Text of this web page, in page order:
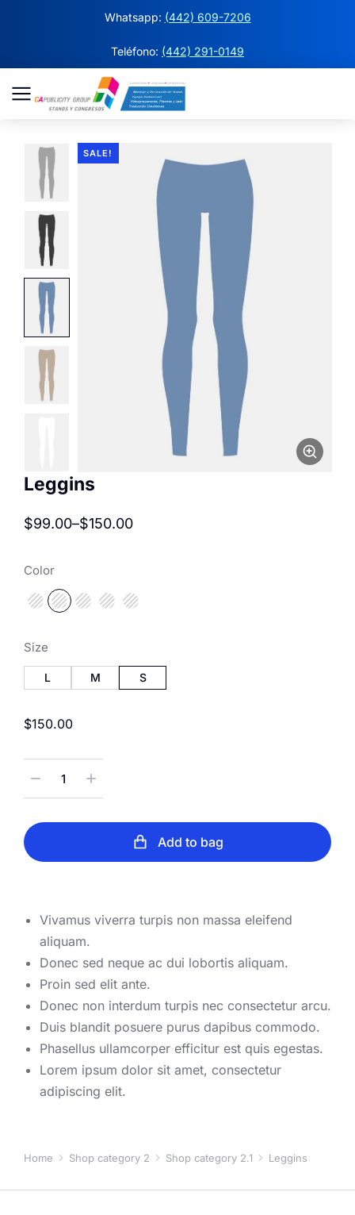
Teléfono: (442) 291-0149
Whatsapp: (442) 609-7206
SALE!
Leggins
$99.00–$150.00
Color
Size
L M S
$150.00
Add to bag
Vivamus viverra turpis non massa eleifend
aliquam.
Donec sed neque ac dui lobortis aliquam.
Proin sed elit ante.
Donec non interdum turpis nec consectetur arcu.
Duis blandit posuere purus dapibus commodo.
Phasellus ullamcorper efficitur est quis egestas.
Lorem ipsum dolor sit amet, consectetur
adipiscing elit.
You are here:
Home Shop category 2 Shop category 2.1 Leggins